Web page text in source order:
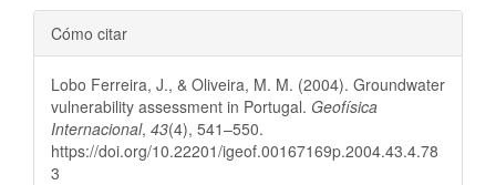
Detalles
del
artículo
Cómo citar
Lobo Ferreira, J., & Oliveira, M. M. (2004). Groundwater
vulnerability assessment in Portugal. Geofísica
Internacional, 43(4), 541–550.
https://doi.org/10.22201/igeof.00167169p.2004.43.4.78
3